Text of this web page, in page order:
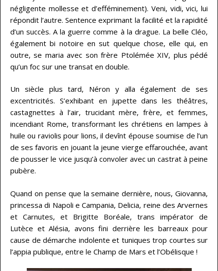
négligente mollesse et d’efféminement). Veni, vidi, vici, lui
répondit l’autre. Sentence exprimant la facilité et la rapidité
d’un succès. A la guerre comme à la drague. La belle Cléo,
également bi notoire en sut quelque chose, elle qui, en
outre, se maria avec son frère Ptolémée XIV, plus pédé
qu’un foc sur une transat en double.
Un siècle plus tard, Néron y alla également de ses
excentricités. S’exhibant en jupette dans les théâtres,
castagnettes à l’air, trucidant mère, frère, et femmes,
incendiant Rome, transformant les chrétiens en lampes à
huile ou raviolis pour lions, il devînt épouse soumise de l’un
de ses favoris en jouant la jeune vierge effarouchée, avant
de pousser le vice jusqu’à convoler avec un castrat à peine
pubère.
Quand on pense que la semaine dernière, nous, Giovanna,
princessa di Napoli e Campania, Delicia, reine des Arvernes
et Carnutes, et Brigitte Boréale, trans impérator de
Lutèce et Alésia, avons fini derrière les barreaux pour
cause de démarche indolente et tuniques trop courtes sur
l’appia publique, entre le Champ de Mars et l’Obélisque !